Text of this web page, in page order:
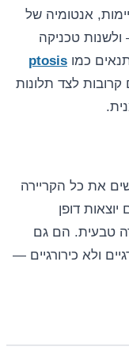
אנטומיה של
ולשנות טכניקה
כמו ptosis
לצד תלונות
את כל הקריירה
דופן
טבעית. הם גם
ולא כירורגיים —